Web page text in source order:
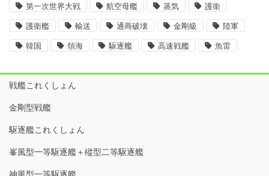
第一次世界大戦 航空母艦 蒸気 護衛
護衛艦 輸送 通商破壊 金剛級 陸軍
韓国 領海 駆逐艦 高速戦艦 魚雷
戦艦これくしょん
金剛型戦艦
駆逐艦これくしょん
峯風型一等駆逐艦＋樅型二等駆逐艦